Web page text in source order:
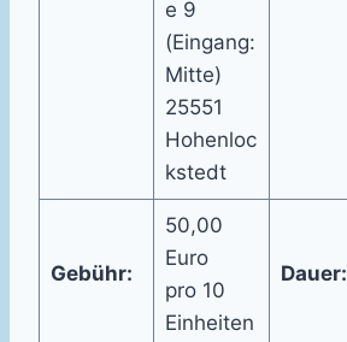
e 9
(Eingang:
Mitte)
25551
Hohenloc
kstedt
Gebühr:
50,00
Euro
pro 10
Einheiten
Dauer: